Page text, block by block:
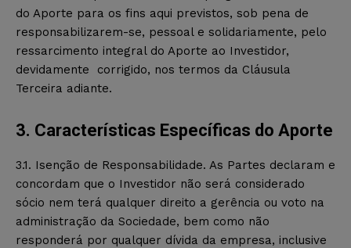
do Aporte para os fins aqui previstos, sob pena de
responsabilizarem-se, pessoal e solidariamente, pelo
ressarcimento integral do Aporte ao Investidor,
devidamente corrigido, nos termos da Cláusula
Terceira adiante.
3. Características Específicas do Aporte
3.1. Isenção de Responsabilidade. As Partes declaram e
concordam que o Investidor não será considerado
sócio nem terá qualquer direito a gerência ou voto na
administração da Sociedade, bem como não
responderá por qualquer dívida da empresa, inclusive